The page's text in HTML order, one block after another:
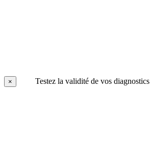
× Testez la validité de vos diagnostics